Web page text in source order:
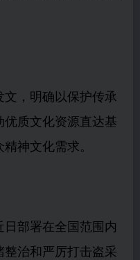
，明确以保护传承
质文化资源直达基
神文化需求。
部署在全国范围内
治和严厉打击盗采